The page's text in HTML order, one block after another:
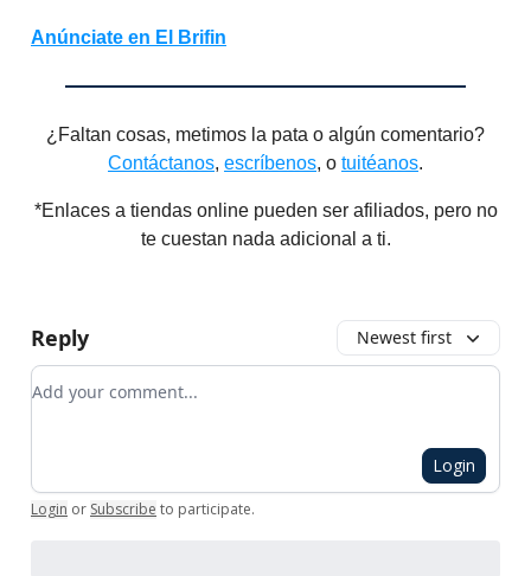
Anúnciate en El Brifin
¿Faltan cosas, metimos la pata o algún comentario?
Contáctanos, escríbenos, o tuitéanos.
*Enlaces a tiendas online pueden ser afiliados, pero no
te cuestan nada adicional a ti.
Reply Newest first
Add your comment
Login
Login or Subscribe to participate.